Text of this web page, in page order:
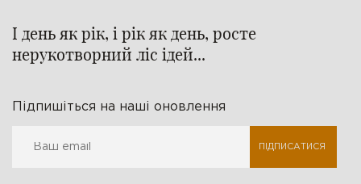
І день як рік, і рік як день, росте
нерукотворний ліс ідей...
Підпишіться на наші оновлення
ПІДПИСАТИСЯ